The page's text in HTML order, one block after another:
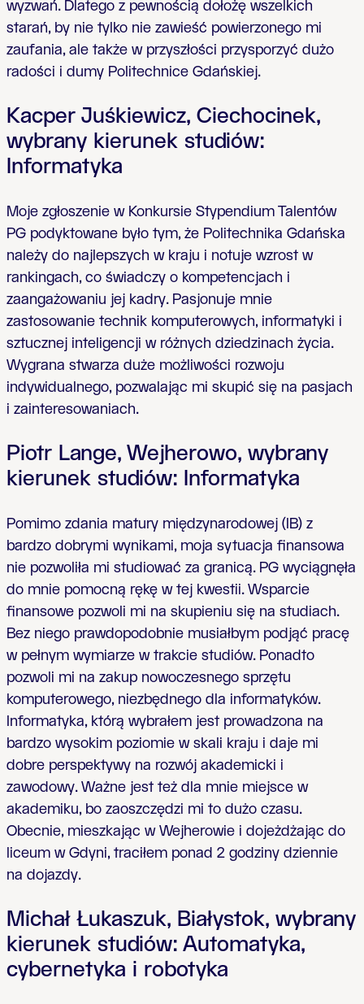
wyzwań. Dlatego z pewnością dołożę wszelkich
starań, by nie tylko nie zawieść powierzonego mi
zaufania, ale także w przyszłości przysporzyć dużo
radości i dumy Politechnice Gdańskiej.
Kacper Juśkiewicz, Ciechocinek,
wybrany kierunek studiów:
Informatyka
Moje zgłoszenie w Konkursie Stypendium Talentów
PG podyktowane było tym, że Politechnika Gdańska
należy do najlepszych w kraju i notuje wzrost w
rankingach, co świadczy o kompetencjach i
zaangażowaniu jej kadry. Pasjonuje mnie
zastosowanie technik komputerowych, informatyki i
sztucznej inteligencji w różnych dziedzinach życia.
Wygrana stwarza duże możliwości rozwoju
indywidualnego, pozwalając mi skupić się na pasjach
i zainteresowaniach.
Piotr Lange, Wejherowo, wybrany
kierunek studiów: Informatyka
Pomimo zdania matury międzynarodowej (IB) z
bardzo dobrymi wynikami, moja sytuacja finansowa
nie pozwoliła mi studiować za granicą. PG wyciągnęła
do mnie pomocną rękę w tej kwestii. Wsparcie
finansowe pozwoli mi na skupieniu się na studiach.
Bez niego prawdopodobnie musiałbym podjąć pracę
w pełnym wymiarze w trakcie studiów. Ponadto
pozwoli mi na zakup nowoczesnego sprzętu
komputerowego, niezbędnego dla informatyków.
Informatyka, którą wybrałem jest prowadzona na
bardzo wysokim poziomie w skali kraju i daje mi
dobre perspektywy na rozwój akademicki i
zawodowy. Ważne jest też dla mnie miejsce w
akademiku, bo zaoszczędzi mi to dużo czasu.
Obecnie, mieszkając w Wejherowie i dojeżdżając do
liceum w Gdyni, traciłem ponad 2 godziny dziennie
na dojazdy.
Michał Łukaszuk, Białystok, wybrany
kierunek studiów: Automatyka,
cybernetyka i robotyka